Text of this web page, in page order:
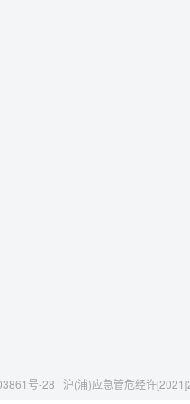
号-28 | 沪(浦)应急管危经许